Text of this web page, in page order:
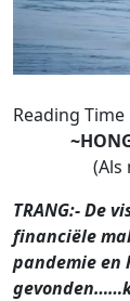
(Als
TRANG:- De
financiële
pandemie en